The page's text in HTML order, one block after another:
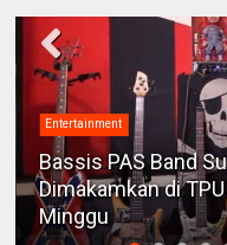
Entertainment
Bassis PAS Band
Dimakamkan di
Minggu